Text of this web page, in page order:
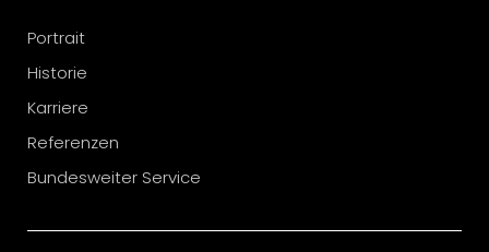
Portrait
Historie
Karriere
Referenzen
Bundesweiter Service